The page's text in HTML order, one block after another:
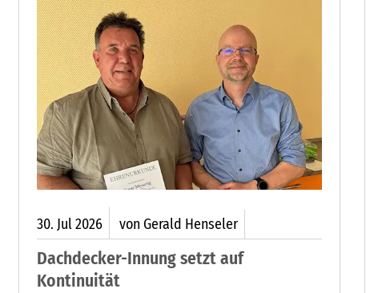
30. Jul2026 von Gerald Henseler
Dachdecker-Innung setzt auf
Kontinuität